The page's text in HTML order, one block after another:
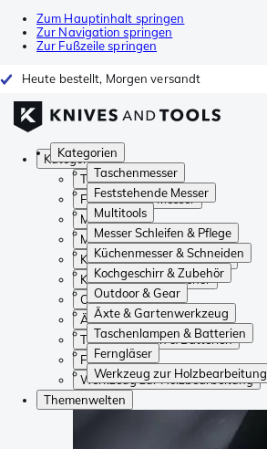
Zum Hauptinhalt springen
Zur Navigation springen
Zur Fußzeile springen
Heute bestellt, Morgen versandt
Kategorien
Taschenmesser
Feststehende Messer
Multitools
Messer Schleifen & Pflege
Küchenmesser & Schneiden
Kochgeschirr & Zubehör
Outdoor & Gear
Äxte & Gartenwerkzeug
Taschenlampen & Batterien
Ferngläser
Werkzeug zur Holzbearbeitung
Kategorien
Taschenmesser
Feststehende Messer
Multitools
Messer Schleifen & Pflege
Küchenmesser & Schneiden
Kochgeschirr & Zubehör
Outdoor & Gear
Äxte & Gartenwerkzeug
Taschenlampen & Batterien
Ferngläser
Werkzeug zur Holzbearbeitung
Themenwelten